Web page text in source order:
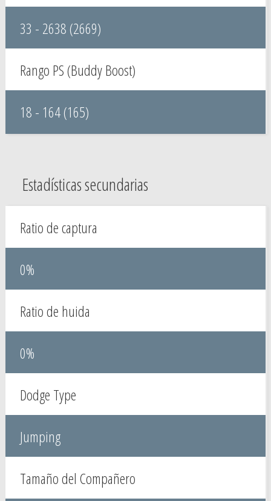
33 - 2638 (2669)
Rango PS (Buddy Boost)
18 - 164 (165)
Estadísticas secundarias
Ratio de captura
0%
Ratio de huida
0%
Dodge Type
Jumping
Tamaño del Compañero